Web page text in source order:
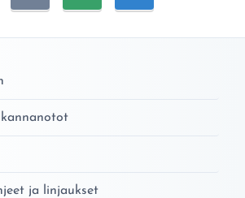
ja linjaukset